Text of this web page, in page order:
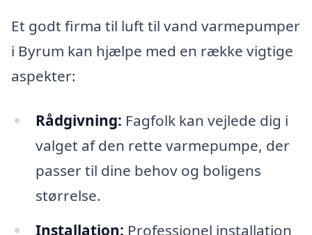
Et godt firma til luft til vand varmepumper
i Byrum kan hjælpe med en række vigtige
aspekter:
Rådgivning: Fagfolk kan vejlede dig i
valget af den rette varmepumpe, der
passer til dine behov og boligens
størrelse.
Installation: Professionel installation